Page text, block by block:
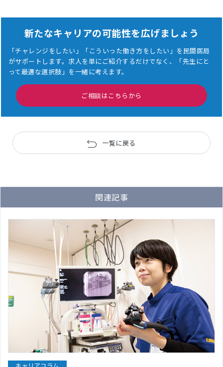
新たなキャリアの可能性を広げましょう
「チャレンジをしたい」「こういった働き方をしたい」を民間医局
がサポートします。求人を単にご紹介するだけでなく、「先生にと
って最適な選択肢」を一緒に考えます。
ご相談はこちらから
一覧に戻る
関連記事